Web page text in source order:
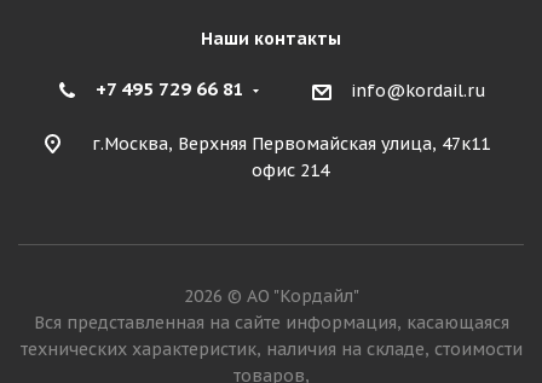
Наши контакты
+7 495 729 66 81 info@kordail.ru
г.Москва, Верхняя Первомайская улица, 47к11
офис 214
2026 © АО "Кордайл"
Вся представленная на сайте информация, касающаяся
технических характеристик, наличия на складе, стоимости
товаров,